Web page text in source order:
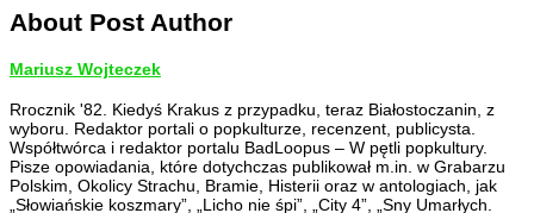
About Post Author
Mariusz Wojteczek
Rrocznik '82. Kiedyś Krakus z przypadku, teraz Białostoczanin, z
wyboru. Redaktor portali o popkulturze, recenzent, publicysta.
Współtwórca i redaktor portalu BadLoopus – W pętli popkultury.
Pisze opowiadania, które dotychczas publikował m.in. w Grabarzu
Polskim, Okolicy Strachu, Bramie, Histerii oraz w antologiach, jak
„Słowiańskie koszmary”, „Licho nie śpi”, „City 4”, „Sny Umarłych.